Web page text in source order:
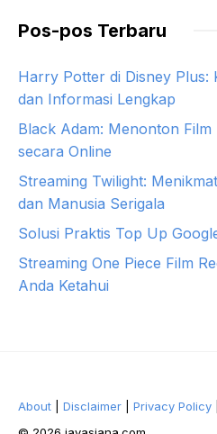
Pos-pos Terbaru
Harry Potter di Disney Plus:
dan Informasi Lengkap
Black Adam: Menonton
secara Online
Streaming Twilight:
dan Manusia Serigala
Solusi Praktis Top Up
Streaming One Piece Film
Anda Ketahui
About Disclaimer Privacy Policy